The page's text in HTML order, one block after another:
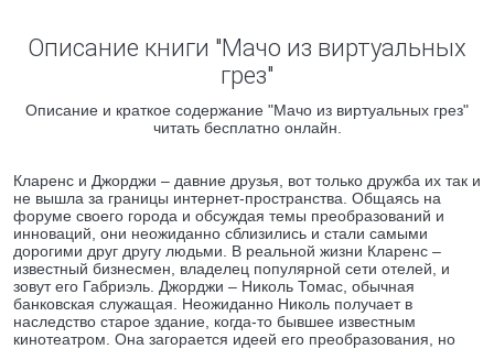
Описание книги "Мачо из виртуальных
грез"
Описание и краткое содержание "Мачо из виртуальных грез"
читать бесплатно онлайн.
Кларенс и Джорджи – давние друзья, вот только дружба их так и
не вышла за границы интернет-пространства. Общаясь на
форуме своего города и обсуждая темы преобразований и
инноваций, они неожиданно сблизились и стали самыми
дорогими друг другу людьми. В реальной жизни Кларенс –
известный бизнесмен, владелец популярной сети отелей, и
зовут его Габриэль. Джорджи – Николь Томас, обычная
банковская служащая. Неожиданно Николь получает в
наследство старое здание, когда-то бывшее известным
кинотеатром. Она загорается идеей его преобразования, но